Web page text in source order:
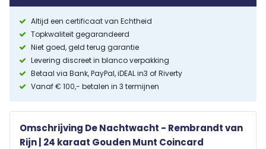
Altijd een certificaat van Echtheid
Topkwaliteit gegarandeerd
Niet goed, geld terug garantie
Levering discreet in blanco verpakking
Betaal via Bank, PayPal, iDEAL in3 of Riverty
Vanaf € 100,- betalen in 3 termijnen
Omschrijving De Nachtwacht - Rembrandt van
Rijn | 24 karaat Gouden Munt Coincard